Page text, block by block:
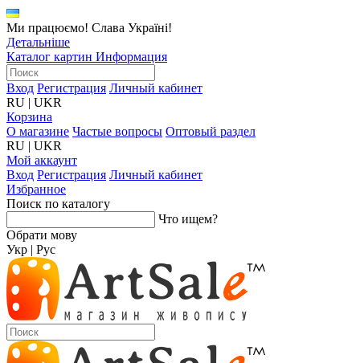
Ми працюємо! Слава Україні!
Детальніше
Каталог картин Информация
Вход Регистрация Личный кабинет
RU | UKR
Корзина
О магазине Частые вопросы Оптовый раздел
RU | UKR
Мой аккаунт
Вход Регистрация Личный кабинет
Избранное
Поиск по каталогу
Что ищем?
Обрати мову
Укр | Рус